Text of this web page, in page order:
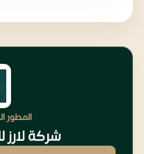
المطور
شركة لارز